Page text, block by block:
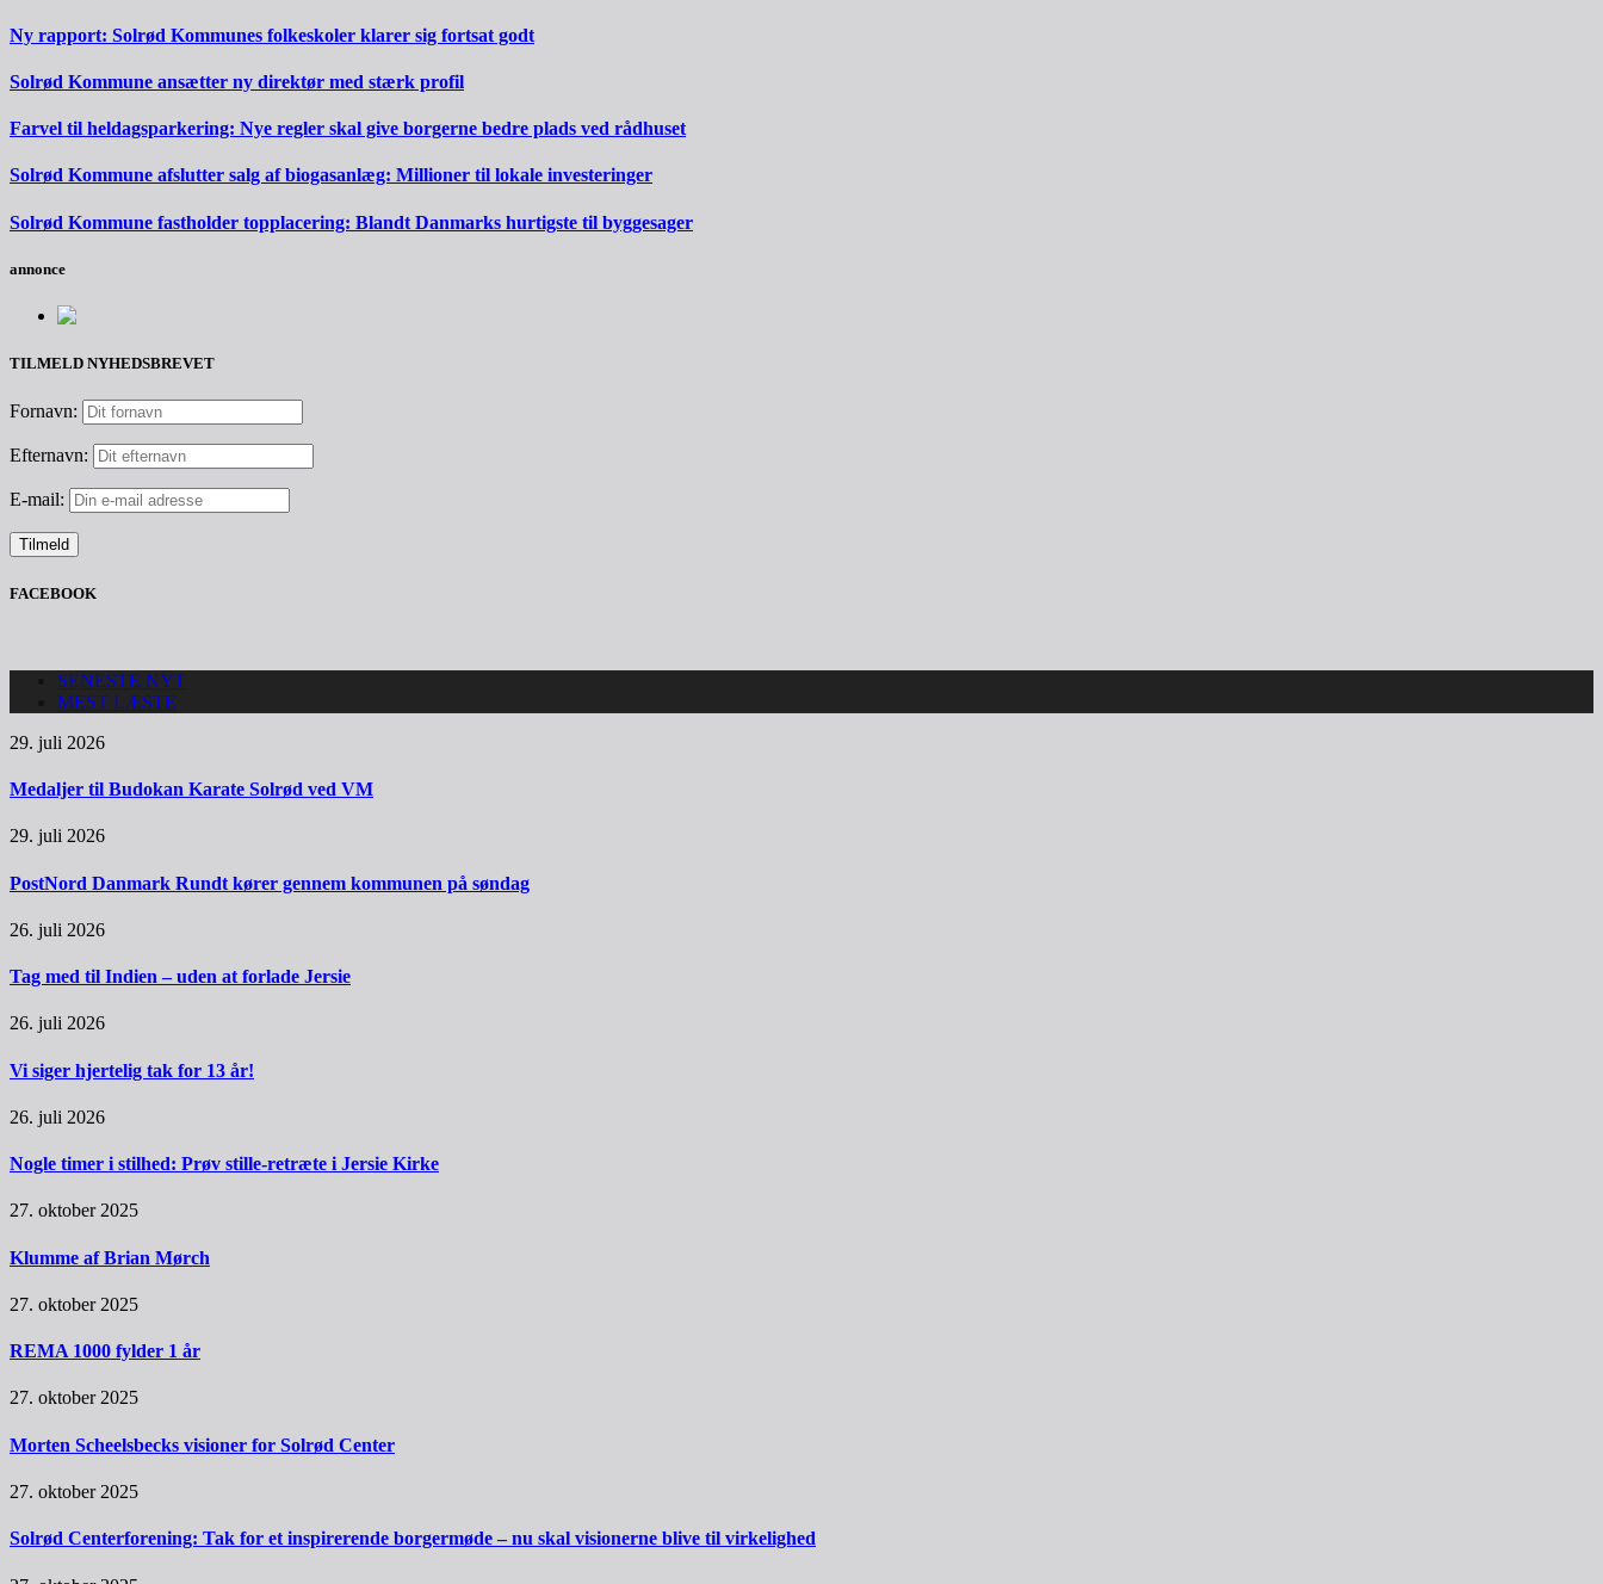
Ny rapport: Solrød Kommunes folkeskoler klarer sig fortsat godt
Solrød Kommune ansætter ny direktør med stærk profil
Farvel til heldagsparkering: Nye regler skal give borgerne bedre plads ved rådhuset
Solrød Kommune afslutter salg af biogasanlæg: Millioner til lokale investeringer
Solrød Kommune fastholder topplacering: Blandt Danmarks hurtigste til byggesager
annonce
TILMELD NYHEDSBREVET
Fornavn:
Efternavn:
E-mail:
FACEBOOK
SENESTE NYT
MEST LÆSTE
29. juli 2026
Medaljer til Budokan Karate Solrød ved VM
29. juli 2026
PostNord Danmark Rundt kører gennem kommunen på søndag
26. juli 2026
Tag med til Indien – uden at forlade Jersie
26. juli 2026
Vi siger hjertelig tak for 13 år!
26. juli 2026
Nogle timer i stilhed: Prøv stille-retræte i Jersie Kirke
27. oktober 2025
Klumme af Brian Mørch
27. oktober 2025
REMA 1000 fylder 1 år
27. oktober 2025
Morten Scheelsbecks visioner for Solrød Center
27. oktober 2025
Solrød Centerforening: Tak for et inspirerende borgermøde – nu skal visionerne blive til virkelighed